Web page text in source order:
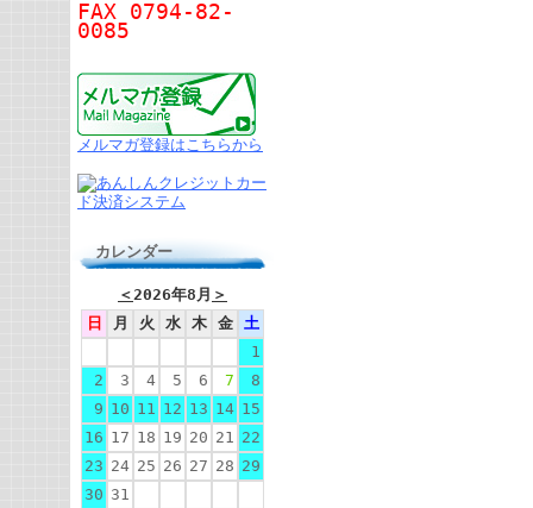
FAX 0794-82-
0085
メルマガ登録はこちらから
カレンダー
＜2026年8月 ＞
日
月 火 水 木 金
土
1
2
3 4 5 6 7
8
9 10 11 12 13 14 15
16 17 18 19 20 21 22
23 24 25 26 27 28 29
30 31